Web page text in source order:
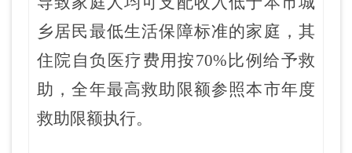
乡居民最低生活保障标准的家庭，其
住院自负医疗费用按70% 比例给予救
助，全年最高救助限额参照本市年度
救助限额执行。